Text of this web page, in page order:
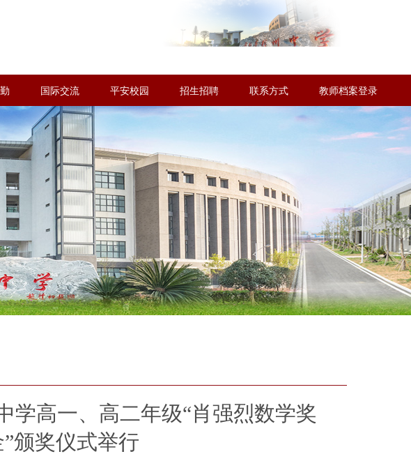
国际交流 平安校园 招生招聘 联系方式 教师档案登录
学高一、高二年级“肖强烈数学奖
颁奖仪式举行